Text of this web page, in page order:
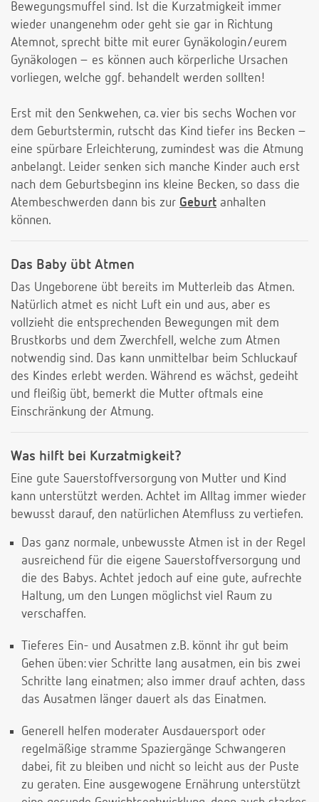
Bewegungsmuffel sind. Ist die Kurzatmigkeit immer
wieder unangenehm oder geht sie gar in Richtung
Atemnot, sprecht bitte mit eurer Gynäkologin/eurem
Gynäkologen – es können auch körperliche Ursachen
vorliegen, welche ggf. behandelt werden sollten!
Erst mit den Senkwehen, ca. vier bis sechs Wochen vor
dem Geburtstermin, rutscht das Kind tiefer ins Becken –
eine spürbare Erleichterung, zumindest was die Atmung
anbelangt. Leider senken sich manche Kinder auch erst
nach dem Geburtsbeginn ins kleine Becken, so dass die
Atembeschwerden dann bis zur Geburt anhalten
können.
Das Baby übt Atmen
Das Ungeborene übt bereits im Mutterleib das Atmen.
Natürlich atmet es nicht Luft ein und aus, aber es
vollzieht die entsprechenden Bewegungen mit dem
Brustkorbs und dem Zwerchfell, welche zum Atmen
notwendig sind. Das kann unmittelbar beim Schluckauf
des Kindes erlebt werden. Während es wächst, gedeiht
und fleißig übt, bemerkt die Mutter oftmals eine
Einschränkung der Atmung.
Was hilft bei Kurzatmigkeit?
Eine gute Sauerstoffversorgung von Mutter und Kind
kann unterstützt werden. Achtet im Alltag immer wieder
bewusst darauf, den natürlichen Atemfluss zu vertiefen.
Das ganz normale, unbewusste Atmen ist in der Regel
ausreichend für die eigene Sauerstoffversorgung und
die des Babys. Achtet jedoch auf eine gute, aufrechte
Haltung, um den Lungen möglichst viel Raum zu
verschaffen.
Tieferes Ein- und Ausatmen z.B. könnt ihr gut beim
Gehen üben: vier Schritte lang ausatmen, ein bis zwei
Schritte lang einatmen; also immer drauf achten, dass
das Ausatmen länger dauert als das Einatmen.
Generell helfen moderater Ausdauersport oder
regelmäßige stramme Spaziergänge Schwangeren
dabei, fit zu bleiben und nicht so leicht aus der Puste
zu geraten. Eine ausgewogene Ernährung unterstützt